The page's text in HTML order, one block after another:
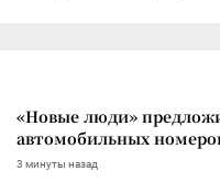
«Новые люди»
автомобильных
3 минуты назад